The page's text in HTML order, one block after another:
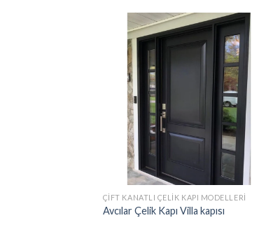
ÇIFT KANATLI ÇELIK KAPI MODELLERI
Avcılar Çelik Kapı Villa kapısı